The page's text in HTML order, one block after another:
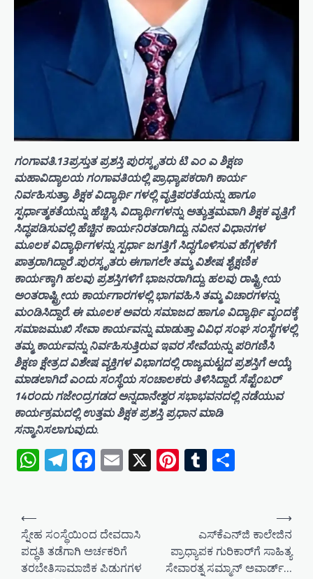
ಗಂಗಾವತಿ.13ಪ್ರಸ್ತುತ ಪ್ರಶಸ್ತಿ ಪುರಸ್ಕೃತರು ಟಿ ಎಂ ಎ ಶಿಕ್ಷಣ
ಮಹಾವಿದ್ಯಾಲಯ ಗಂಗಾವತಿಯಲ್ಲಿ ಪ್ರಾಧ್ಯಾಪಕರಾಗಿ ಕಾರ್ಯ
ನಿರ್ವಹಿಸುತ್ತಾ, ಶಿಕ್ಷಕ ವಿದ್ಯಾರ್ಥಿ ಗಳಲ್ಲಿ ವೃತ್ತಿಪರತೆಯನ್ನು ಹಾಗೂ
ಸ್ಪರ್ಧಾತ್ಮಕತೆಯನ್ನು ಹೆಚ್ಚಿಸಿ, ವಿದ್ಯಾರ್ಥಿಗಳನ್ನು ಅತ್ಯುತ್ತಮವಾಗಿ ಶಿಕ್ಷಕ ವೃತ್ತಿಗೆ
ಸಿದ್ಧಪಡಿಸುವಲ್ಲಿ ಹೆಚ್ಚಿನ ಕಾರ್ಯನಿರತರಾಗಿದ್ದು. ನವೀನ ವಿಧಾನಗಳ
ಮೂಲಕ ವಿದ್ಯಾರ್ಥಿಗಳನ್ನು ಸ್ಪರ್ಧಾ ಜಗತ್ತಿಗೆ ಸಿದ್ಧಗೊಳಿಸುವ ಹೆಗ್ಗಳಿಕೆಗೆ
ಪಾತ್ರರಾಗಿದ್ದಾರೆ .ಪುರಸ್ಕೃತರು ಈಗಾಗಲೇ ತಮ್ಮ ವಿಶೇಷ ಶೈಕ್ಷಣಿಕ
ಕಾರ್ಯಕ್ಕಾಗಿ ಹಲವು ಪ್ರಶಸ್ತಿಗಳಿಗೆ ಭಾಜನರಾಗಿದ್ದು. ಹಲವು ರಾಷ್ಟ್ರೀಯ
ಅಂತರಾಷ್ಟ್ರೀಯ ಕಾರ್ಯಗಾರಗಳಲ್ಲಿ ಭಾಗವಹಿಸಿ ತಮ್ಮ ವಿಚಾರಗಳನ್ನು
ಮಂಡಿಸಿದ್ದಾರೆ. ಈ ಮೂಲಕ ಅವರು ಸಮಾಜದ ಹಾಗೂ ವಿದ್ಯಾರ್ಥಿ ವೃಂದಕ್ಕೆ
ಸಮಾಜಮುಖಿ ಸೇವಾ ಕಾರ್ಯವನ್ನು ಮಾಡುತ್ತಾ ವಿವಿಧ ಸಂಘ ಸಂಸ್ಥೆಗಳಲ್ಲಿ
ತಮ್ಮ ಕಾರ್ಯವನ್ನು ನಿರ್ವಹಿಸುತ್ತಿರುವ ಇವರ ಸೇವೆಯನ್ನು ಪರಿಗಣಿಸಿ
ಶಿಕ್ಷಣ ಕ್ಷೇತ್ರದ ವಿಶೇಷ ವ್ಯಕ್ತಿಗಳ ವಿಭಾಗದಲ್ಲಿ ರಾಜ್ಯಮಟ್ಟದ ಪ್ರಶಸ್ತಿಗೆ ಆಯ್ಕೆ
ಮಾಡಲಾಗಿದೆ ಎಂದು ಸಂಸ್ಥೆಯ ಸಂಚಾಲಕರು ತಿಳಿಸಿದ್ದಾರೆ. ಸೆಪ್ಟೆಂಬರ್
14ರಂದು ಗಜೇಂದ್ರಗಡದ ಅನ್ನದಾನೇಶ್ವರ ಸಭಾಭವನದಲ್ಲಿ ನಡೆಯುವ
ಕಾರ್ಯಕ್ರಮದಲ್ಲಿ ಉತ್ತಮ ಶಿಕ್ಷಕ ಪ್ರಶಸ್ತಿ ಪ್ರಧಾನ ಮಾಡಿ
ಸನ್ಮಾನಿಸಲಾಗುವುದು.
WhatsApp
Telegram
Facebook
Email
X Pinterest
Tumblr
⟵
ಸ್ನೇಹ ಸಂಸ್ಥೆಯಿಂದ ದೇವದಾಸಿ
ಪದ್ಧತಿ ತಡೆಗಾಗಿ ಅರ್ಚಕರಿಗೆ
ತರಬೇತಿಸಾಮಾಜಿಕ ಪಿಡುಗಗಳ
ಎಸ್‌ಕೆಎನ್‌ಜಿ ಕಾಲೇಜಿನ
ಪ್ರಾಧ್ಯಾಪಕ ಗುರಿಕಾರ್‌ಗೆ ಸಾಹಿತ್ಯ
ಸೇವಾರತ್ನ ಸಮ್ಮಾನ್ ಅವಾರ್ಡ್…
⟶